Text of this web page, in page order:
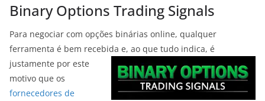
Binary Options Trading Signals
Para negociar com opções binárias online, qualquer
ferramenta é bem recebida e, ao que tudo indica, é
justamente por este
motivo que os
fornecedores de